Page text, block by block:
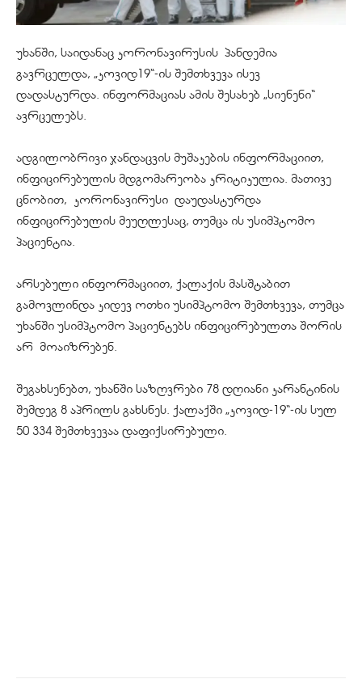
უხანში, საიდანაც კორონავირუსის პანდემია
გავრცელდა, „კოვიდ19“-ის შემთხვევა ისევ
დადასტურდა. ინფორმაციას ამის შესახებ „სიენენი“
ავრცელებს.
ადგილობრივი ჯანდაცვის მუშაკების ინფორმაციით,
ინფიცირებულის მდგომარეობა კრიტიკულია. მათივე
ცნობით,
კორონავირუსი დაუდასტურდა
ინფიცირებულის მეუღლესაც, თუმცა ის უსიმპტომო
პაციენტია.
არსებული ინფორმაციით, ქალაქის მასშტაბით
გამოვლინდა კიდევ ოთხი უსიმპტომო შემთხვევა, თუმცა
უხანში უსიმპტომო პაციენტებს ინფიცირებულთა შორის
არ მოაიზრებენ.
შეგახსენებთ, უხანში საზღვრები 78 დღიანი კარანტინის
შემდეგ 8 აპრილს გახსნეს. ქალაქში „კოვიდ-19“-ის სულ
50 334 შემთხვევაა დაფიქსირებული.